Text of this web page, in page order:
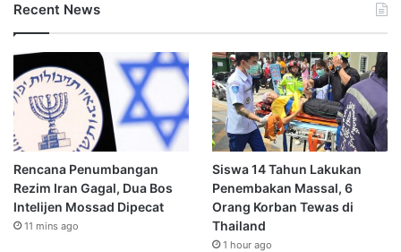
Recent News
Rencana Penumbangan
Rezim Iran Gagal, Dua Bos
Intelijen Mossad Dipecat
11 mins ago
Siswa 14 Tahun Lakukan
Penembakan Massal, 6
Orang Korban Tewas di
Thailand
1 hour ago